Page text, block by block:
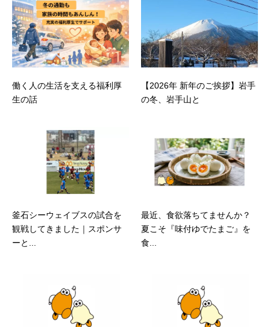
働く人の生活を支える福利厚
生の話
【2026年 新年のご挨拶】岩手
の冬、岩手山と
釜石シーウェイブスの試合を
観戦してきました｜スポンサ
ーと...
最近、食欲落ちてませんか？
夏こそ『味付ゆでたまご』を
食...